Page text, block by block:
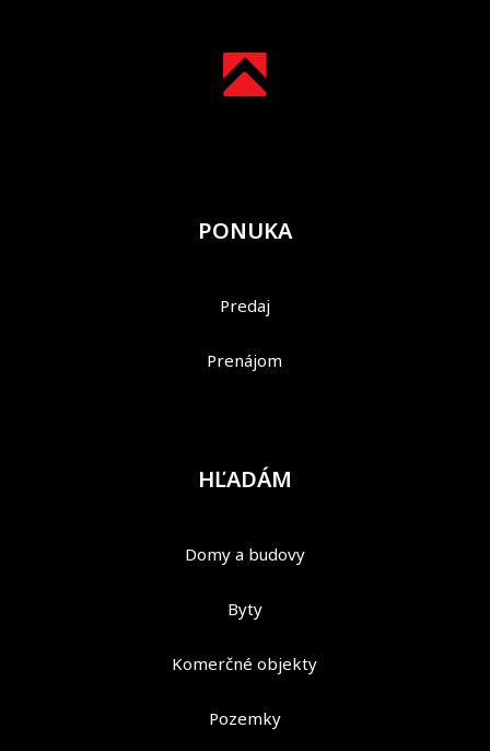
PONUKA
Predaj
Prenájom
HĽADÁM
Domy a budovy
Byty
Komerčné objekty
Pozemky